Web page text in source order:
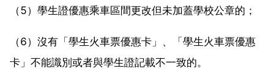
（5）學生證優惠乘車區間更改但未加蓋學校公章的；
（6）沒有「學生火車票優惠卡」、「學生火車票優惠
卡」不能識別或者與學生證記載不一致的。